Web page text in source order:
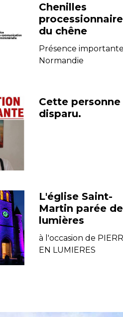
Chenilles
du chêne
Présence
Normandie
Cette personne
disparu.
L'église Saint-
Martin parée de
lumières
à l'occasion de
EN LUMIERES